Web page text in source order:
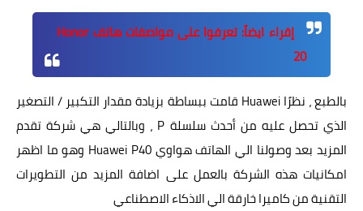
إقراء ايضاً:
تعرفوا على مواصفات هاتف Honor
20
بالطبع ، نظرًا Huawei قامت ببساطة بزيادة مقدار التكبير / التصغير
الذي تحصل عليه من أحدث سلسلة P ، وبالتالي هي شركة تقدم
المزيد بعد وصولنا الي الهاتف هواوي Huawei P40 وهو ما اظهر
امكانيات هذه الشركة بالعمل على اضافة المزيد من التطويرات
التقنية من كاميرا خارقة الي الاذكاء الاصطناعي